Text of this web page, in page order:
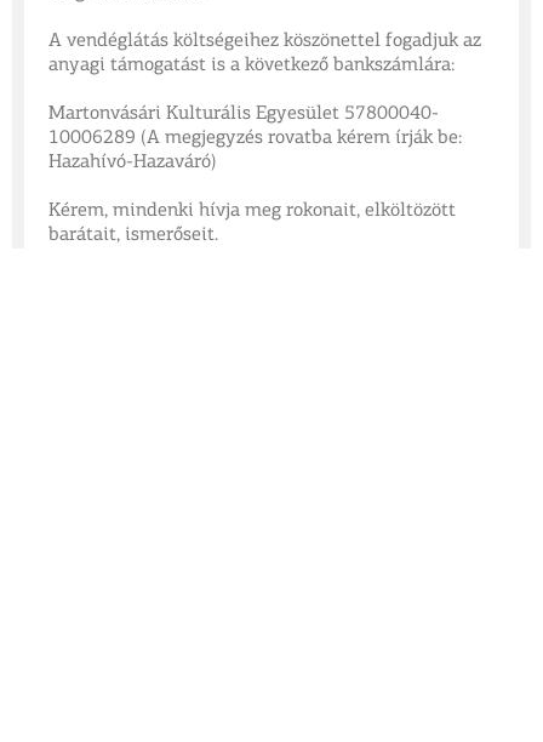
A vendéglátás költségeihez köszönettel fogadjuk az
anyagi támogatást is a következő bankszámlára:
Martonvásári Kulturális Egyesület 57800040-
10006289 (A megjegyzés rovatba kérem írják be:
Hazahívó-Hazaváró)
Kérem, mindenki hívja meg rokonait, elköltözött
barátait, ismerőseit.